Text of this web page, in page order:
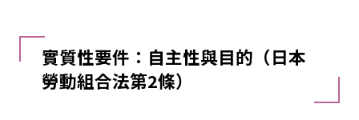
實質性要件：自主性與目的（日本
勞動組合法第2條）